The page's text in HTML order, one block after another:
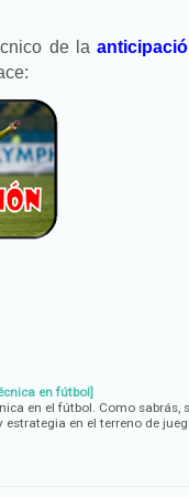
de la
en fútbol]
en el fútbol. Como sabrás,
en el terreno de